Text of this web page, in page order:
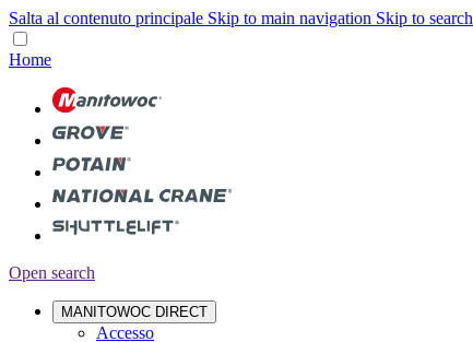
Salta al contenuto principale Skip to main navigation Skip to search
Home
Open search
MANITOWOC DIRECT
Accesso